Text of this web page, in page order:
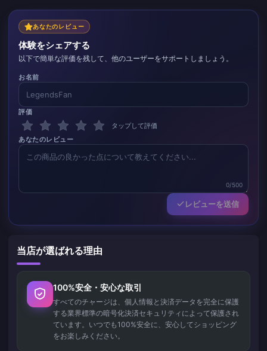
あなたのレビュー
体験をシェアする
以下で簡単な評価を残して、他のユーザーをサポートしましょう。
お名前
評価
タップして評価
あなたのレビュー
0/500
レビューを送信
当店が選ばれる理由
100%安全・安心な取引
すべてのチャージは、個人情報と決済データを完全に保護
する業界標準の暗号化決済セキュリティによって保護され
ています。いつでも100%安全に、安心してショッピング
をお楽しみください。